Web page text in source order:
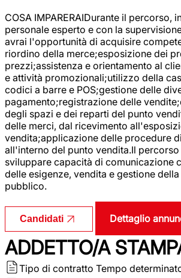
COSA IMPARERAIDurante il percorso,
personale esperto e con la
avrai l'opportunità di acquisire
riordino della merce;esposizione dei
prezzi;assistenza e orientamento al
e attività promozionali;utilizzo della
codici a barre e POS;gestione delle
pagamento;registrazione delle
degli spazi e dei reparti del punto
delle merci, dal ricevimento
vendita;applicazione delle procedure
all'interno del punto vendita.Il
sviluppare capacità di comunicazione
delle esigenze, vendita e gestione
pubblico.
Candidati Dettaglio
ADDETTO/A
Tipo di contratto Tempo